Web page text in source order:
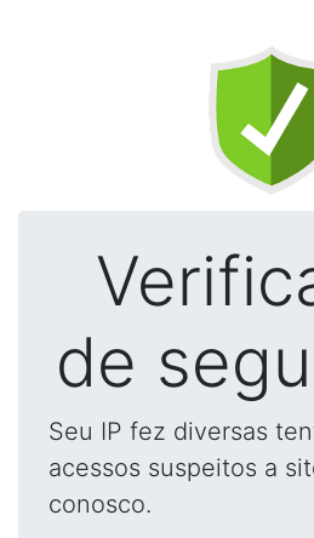
de
Seu IP fez diversas
acessos suspeitos a
conosco.